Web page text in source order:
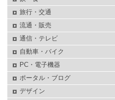
旅行・交通
流通・販売
通信・テレビ
自動車・バイク
PC・電子機器
ポータル・ブログ
デザイン